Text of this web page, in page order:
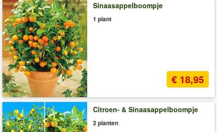
Sinaasappelboompje
1 plant
€ 18,95
Citroen- & Sinaasappelboompje
2 planten